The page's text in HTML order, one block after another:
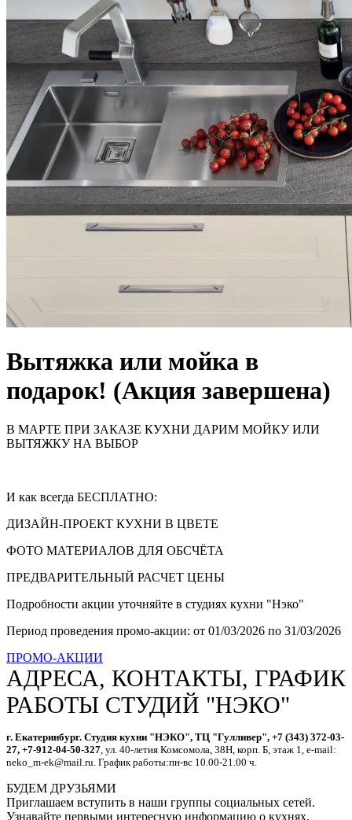
Вытяжка или мойка в
подарок! (Акция завершена)
В МАРТЕ ПРИ ЗАКАЗЕ КУХНИ ДАРИМ МОЙКУ ИЛИ
ВЫТЯЖКУ НА ВЫБОР
И как всегда БЕСПЛАТНО:
ДИЗАЙН-ПРОЕКТ КУХНИ В ЦВЕТЕ
ФОТО МАТЕРИАЛОВ ДЛЯ ОБСЧЁТА
ПРЕДВАРИТЕЛЬНЫЙ РАСЧЕТ ЦЕНЫ
Подробности акции уточняйте в студиях кухни "Нэко"
Период проведения промо-акции: от 01/03/2026 по 31/03/2026
ПРОМО-АКЦИИ
АДРЕСА, КОНТАКТЫ, ГРАФИК
РАБОТЫ СТУДИЙ "НЭКО"
г. Екатеринбург. Студия кухни "НЭКО", ТЦ "Гулливер", +7 (343) 372-03-
27, +7-912-04-50-327 , ул. 40-летия Комсомола, 38Н, корп. Б, этаж 1, e-mail:
neko_m-ek@mail.ru. График работы:пн-вс 10.00-21.00 ч.
БУДЕМ ДРУЗЬЯМИ
Приглашаем вступить в наши группы социальных сетей.
Узнавайте первыми интересную информацию о кухнях,